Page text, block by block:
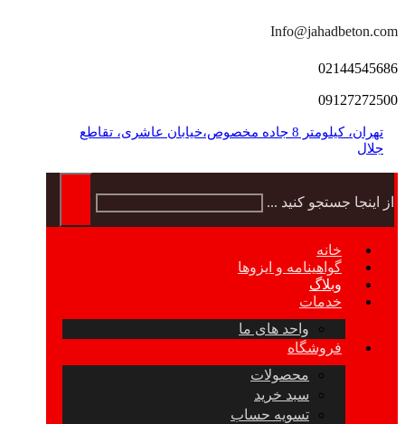
Info@jahadbeton.com
02144545686
09127272500
تهران، کیلومتر 8 جاده مخصوص،خیابان عاشری، تقاطع
جلال
از اینجا جستجو کنید ...
خانه
گواهینامه و ایزوها
وبلاگ
خدمات
واحد های ما
فروشگاه
محصولات
سبد خرید
تسویه حساب